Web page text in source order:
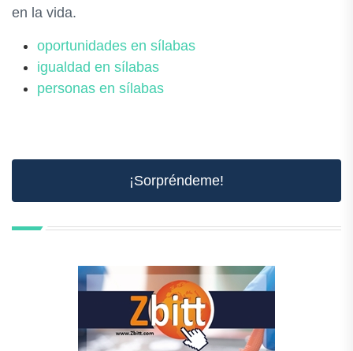
en la vida.
oportunidades en sílabas
igualdad en sílabas
personas en sílabas
¡Sorpréndeme!